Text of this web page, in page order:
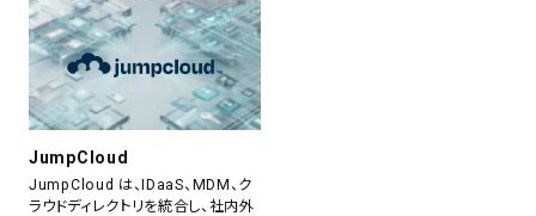
JumpCloud
JumpCloud は、IDaaS、MDM、ク
ラウドディレクトリを統合し、社内外